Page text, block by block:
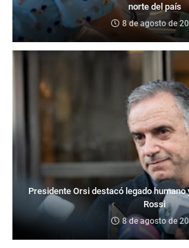
norte del país
8 de agosto de
Presidente Orsi destacó legado humano
Rossi
8 de agosto de